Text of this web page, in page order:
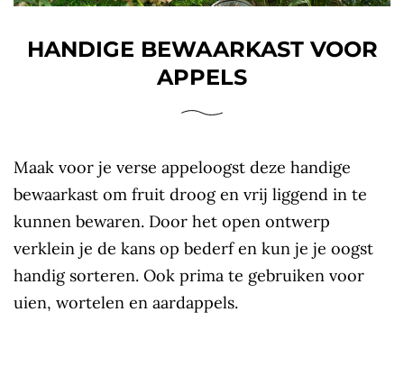
HANDIGE BEWAARKAST VOOR
APPELS
Maak voor je verse appeloogst deze handige
bewaarkast om fruit droog en vrij liggend in te
kunnen bewaren. Door het open ontwerp
verklein je de kans op bederf en kun je je oogst
handig sorteren. Ook prima te gebruiken voor
uien, wortelen en aardappels.